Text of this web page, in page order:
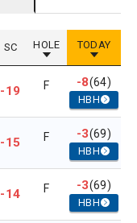
SC HOLE TODAY
-19 F -8(64)
HBH
-15 F -3(69)
HBH
-14 F -3(69)
HBH